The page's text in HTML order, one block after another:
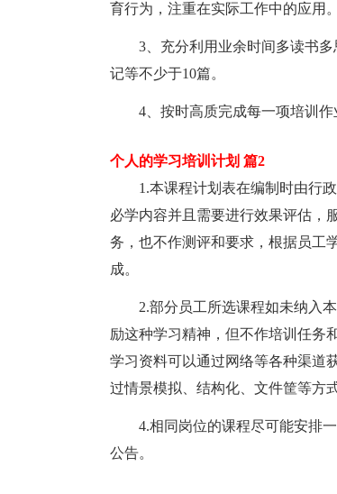
育行为，注重在实际工作中的应用
3、充分利用业余时间多读书
记等不少于10篇。
4、按时高质完成每一项培训作
个人的学习培训计划 篇2
1.本课程计划表在编制时由行
必学内容并且需要进行效果评估，
务，也不作测评和要求，根据员工
成。
2.部分员工所选课程如未纳入
励这种学习精神，但不作培训任务
学习资料可以通过网络等各种渠道
过情景模拟、结构化、文件筐等方
4.相同岗位的课程尽可能安排
公告。